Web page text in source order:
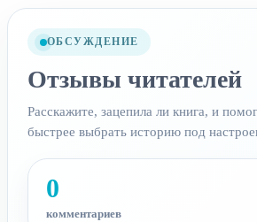
ОБСУЖДЕНИЕ
Отзывы читателей
Расскажите, зацепила ли книга, и
быстрее выбрать историю под
0
комментариев